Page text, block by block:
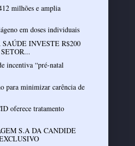
milhões e amplia
em doses individuais
INVESTE R$200
incentiva “pré-natal
para minimizar carência de
oferece tratamento
S.A DA CANDIDE